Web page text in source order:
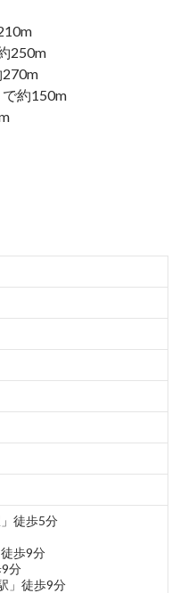
250m
約150m
徒歩5分
歩9分
分
」徒歩9分